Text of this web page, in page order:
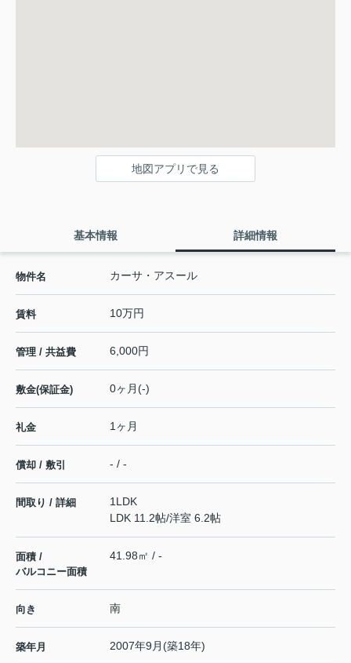
地図アプリで見る
基本情報 詳細情報
物件名 カーサ・アスール
賃料 10万円
管理 / 共益費 6,000円
敷金(保証金) 0ヶ月(-)
礼金 1ヶ月
償却 / 敷引 - / -
間取り / 詳細
1LDK
LDK 11.2帖/洋室 6.2帖
面積 /
バルコニー面積
41.98㎡ / -
向き 南
築年月 2007年9月(築18年)